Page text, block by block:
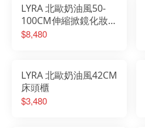
LYRA 北歐奶油風50-
100CM伸縮掀鏡化妝桌
椅組
$8,480
LYRA 北歐奶油風42CM
床頭櫃
$3,480